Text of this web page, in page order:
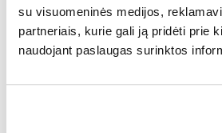
su visuomeninės medijos,
partneriais, kurie gali ją pridėti prie
naudojant paslaugas surinktos
Atsiliepimai
Ernesta